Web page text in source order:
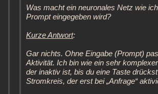
Was macht ein neuronales Netz wie
Prompt eingegeben wird?
Kurze Antwort:
Gar nichts. Ohne Eingabe (Prompt)
Aktivität. Ich bin wie ein sehr
der inaktiv ist, bis du eine Taste
Stromkreis, der erst bei „Anfrage“